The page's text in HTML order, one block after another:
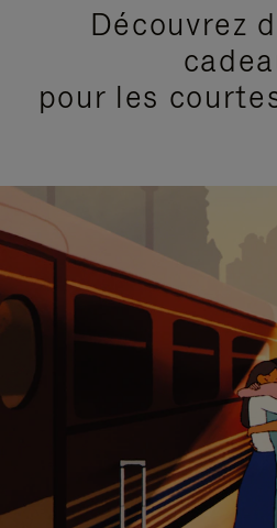
Découvrez
pour les